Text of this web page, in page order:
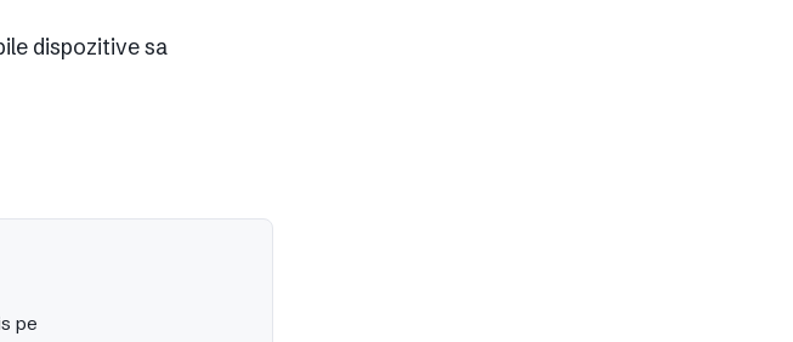
dispozitive sa
pe